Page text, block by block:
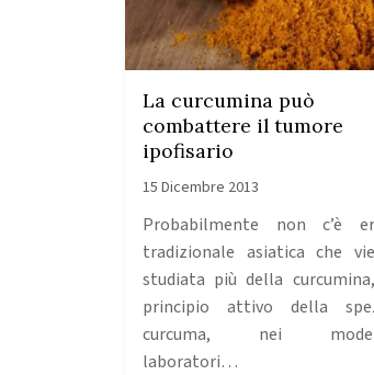
La curcumina può
combattere il tumore
ipofisario
15 Dicembre 2013
Probabilmente non c’è
tradizionale asiatica che
studiata più della
principio attivo della
curcuma, nei
laboratori…